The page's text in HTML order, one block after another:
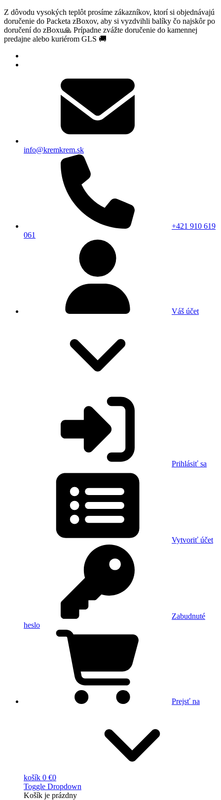
Z dôvodu vysokých teplôt prosíme zákazníkov, ktorí si objednávajú
doručenie do Packeta zBoxov, aby si vyzdvihli balíky čo najskôr po
doručení do zBoxu🙏 Prípadne zvážte doručenie do kamennej
predajne alebo kuriérom GLS 🚚
info@kremkrem.sk
+421 910 619
061
Váš účet
Prihlásiť sa
Vytvoriť účet
Zabudnuté
heslo
Prejsť na
košík 0 €0
Toggle Dropdown
Košík je prázdny